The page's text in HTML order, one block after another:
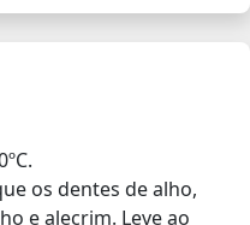
os dentes de alho,
e alecrim. Leve ao